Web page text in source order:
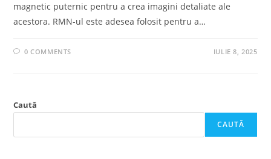
magnetic puternic pentru a crea imagini detaliate ale
acestora. RMN-ul este adesea folosit pentru a…
0 COMMENTS IULIE 8, 2025
Caută
CAUTĂ